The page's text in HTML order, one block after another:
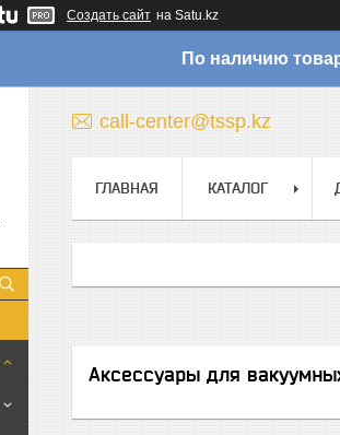
Создать сайт на Satu.kz
По наличию
call-center@tssp.kz
ГЛАВНАЯ КАТАЛОГ
Аксессуары для